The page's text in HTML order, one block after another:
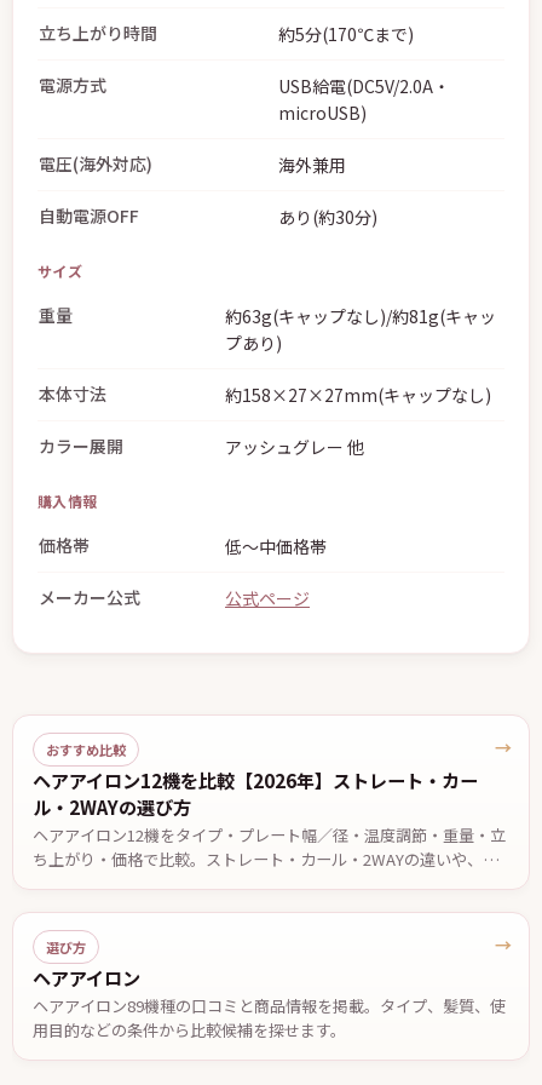
立ち上がり時間 約5分(170℃まで)
電源方式
USB給電(DC5V/2.0A・
microUSB)
電圧(海外対応) 海外兼用
自動電源OFF あり(約30分)
サイズ
重量
約63g(キャップなし)/約81g(キャッ
プあり)
本体寸法 約158×27×27mm(キャップなし)
カラー展開 アッシュグレー 他
購入情報
価格帯 低〜中価格帯
メーカー公式 公式ページ
おすすめ比較
ヘアアイロン12機を比較【2026年】ストレート・カー
ル・2WAYの選び方
ヘアアイロン12機をタイプ・プレート幅／径・温度調節・重量・立
ち上がり・価格で比較。ストレート・カール・2WAYの違いや、前
髪・ショート・ロング・くせ毛など目的別の選び方、安全に使うた
めの注意点を解説します。価格・仕様は2026年7月13日時点。
→
選び方
ヘアアイロン
ヘアアイロン89機種の口コミと商品情報を掲載。タイプ、髪質、使
用目的などの条件から比較候補を探せます。
→